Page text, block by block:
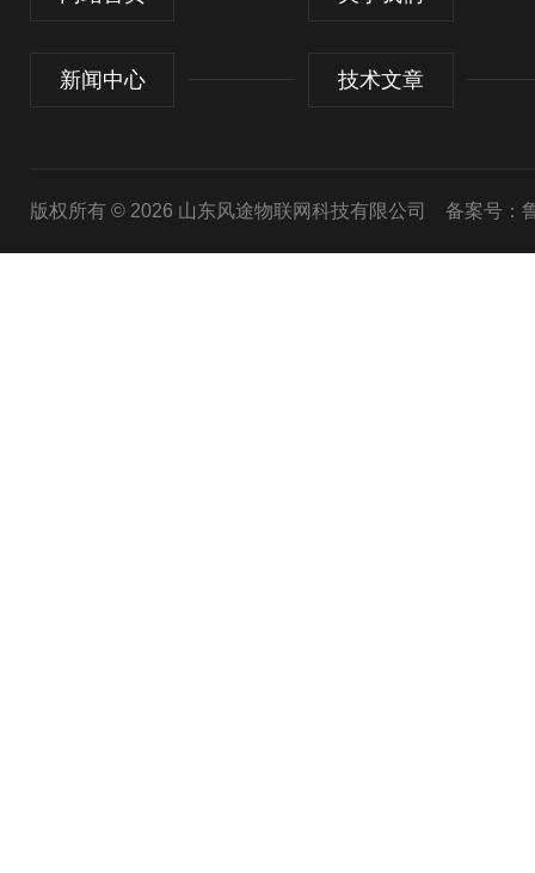
新闻中心 技术文章
版权所有 © 2026 山东风途物联网科技有限公司 备案号：